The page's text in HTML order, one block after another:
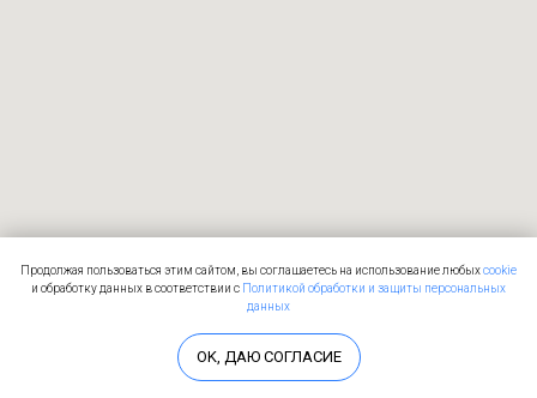
Продолжая пользоваться этим сайтом, вы соглашаетесь на использование любыхcookie
и обработку данных в соответствии с Политикой обработки и защиты персональных
данных
OK, ДАЮ СОГЛАСИЕ